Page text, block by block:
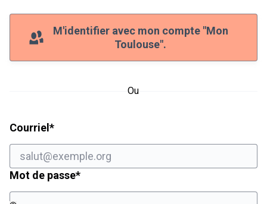
M'identifier avec mon compte "Mon
Toulouse".
Ou
Courriel *Champ obligatoire
Mot de passe*Champ obligatoire